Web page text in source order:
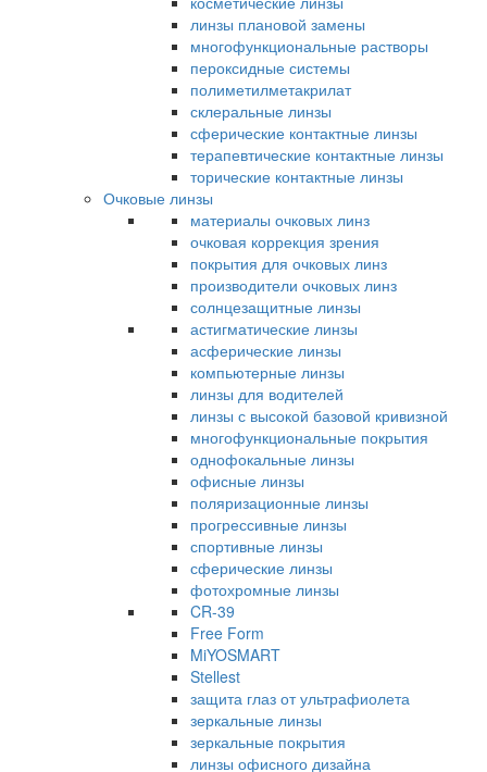
линзы плановой замены
многофункциональные растворы
пероксидные системы
полиметилметакрилат
склеральные линзы
сферические контактные линзы
терапевтические контактные линзы
торические контактные линзы
Очковые линзы
материалы очковых линз
очковая коррекция зрения
покрытия для очковых линз
производители очковых линз
солнцезащитные линзы
астигматические линзы
асферические линзы
компьютерные линзы
линзы для водителей
линзы с высокой базовой кривизной
многофункциональные покрытия
однофокальные линзы
офисные линзы
поляризационные линзы
прогрессивные линзы
спортивные линзы
сферические линзы
фотохромные линзы
CR-39
Free Form
MiYOSMART
Stellest
защита глаз от ультрафиолета
зеркальные линзы
зеркальные покрытия
линзы офисного дизайна